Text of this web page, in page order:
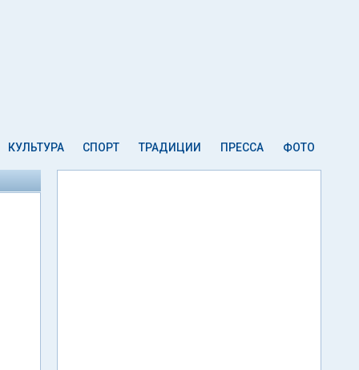
КУЛЬТУРА СПОРТ ТРАДИЦИИ ПРЕССА ФОТО